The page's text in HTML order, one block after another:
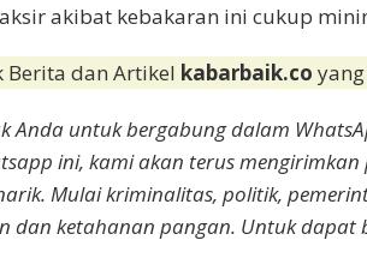
akibat kebakaran ini cukup
Berita dan Artikel kabarbaik.co
Anda untuk bergabung dalam
ini, kami akan terus
Mulai kriminalitas, politik,
dan ketahanan pangan. Untuk dapat